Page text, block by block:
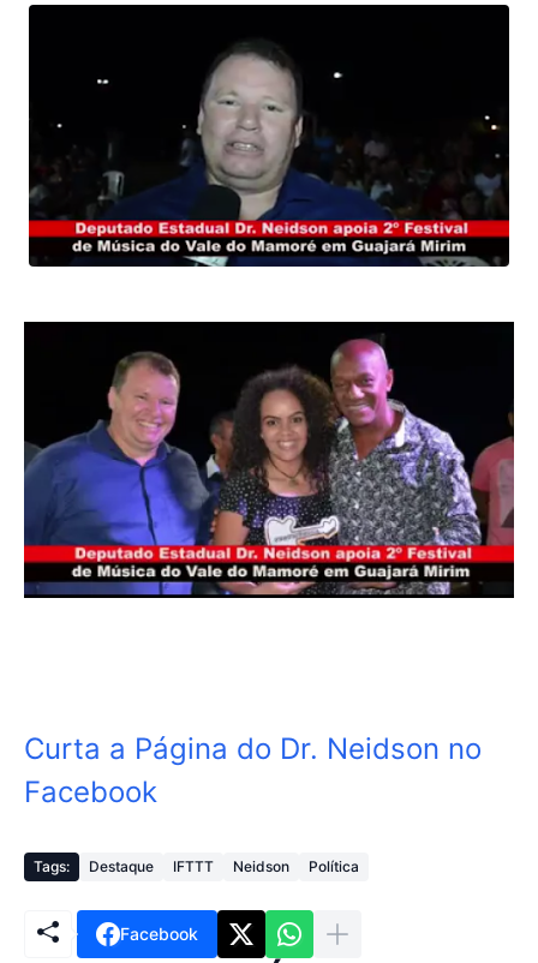
Curta a Página do Dr. Neidson no
Facebook
Tags: Destaque IFTTT Neidson Política
Facebook